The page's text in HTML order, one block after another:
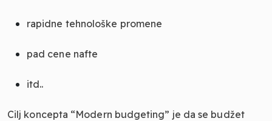
rapidne tehnološke promene
pad cene nafte
itd..
Cilj koncepta “Modern budgeting” je da se budžet